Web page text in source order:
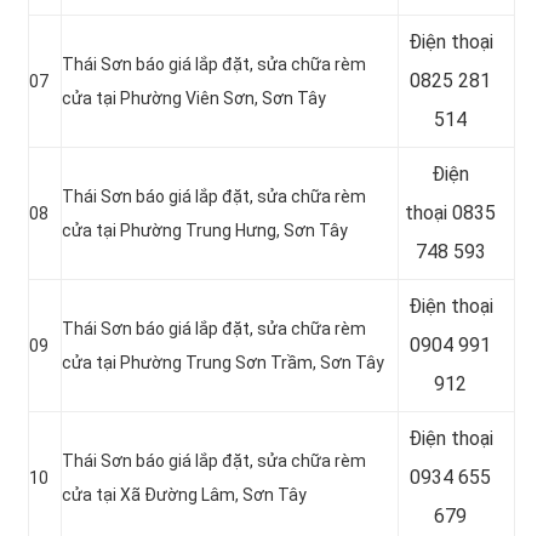
07
Thái Sơn báo giá lắp đặt, sửa chữa rèm
cửa tại Phường Viên Sơn, Sơn Tây
Điện thoại
0825 281
514
08
Thái Sơn báo giá lắp đặt, sửa chữa rèm
cửa tại Phường Trung Hưng, Sơn Tây
Điện
thoại 0835
748 593
09
Thái Sơn báo giá lắp đặt, sửa chữa rèm
cửa tại Phường Trung Sơn Trầm, Sơn Tây
Điện thoại
0904 991
912
10
Thái Sơn báo giá lắp đặt, sửa chữa rèm
cửa tại Xã Đường Lâm, Sơn Tây
Điện thoại
0934 655
679